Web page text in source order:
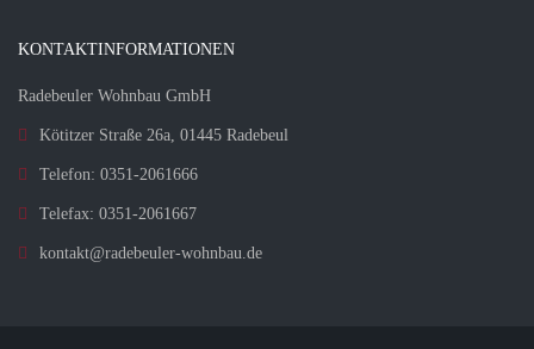
KONTAKTINFORMATIONEN
Radebeuler Wohnbau GmbH
Kötitzer Straße 26a, 01445 Radebeul
Telefon: 0351-2061666
Telefax: 0351-2061667
kontakt@radebeuler-wohnbau.de